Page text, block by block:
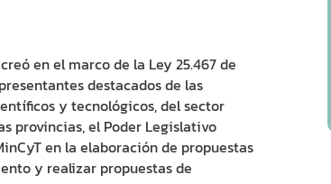
en el marco de la Ley 25.467 de
destacados de las
y tecnológicos, del sector
provincias, el Poder Legislativo
en la elaboración de propuestas
y realizar propuestas de